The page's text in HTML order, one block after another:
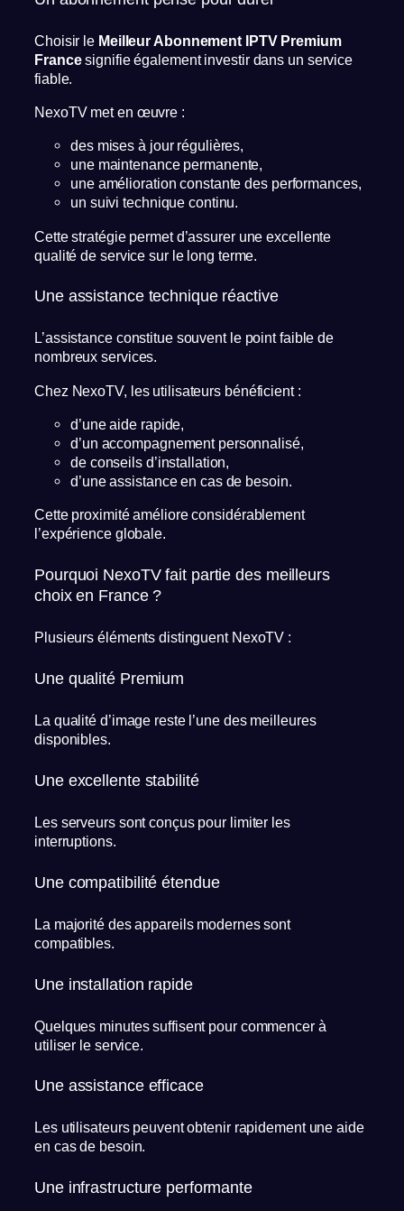
Choisir le Meilleur Abonnement IPTV Premium
Francesignifie également investir dans un service
fiable.
NexoTV met en œuvre :
des mises à jour régulières,
une maintenance permanente,
une amélioration constante des performances,
un suivi technique continu.
Cette stratégie permet d’assurer une excellente
qualité de service sur le long terme.
Une assistance technique réactive
L’assistance constitue souvent le point faible de
nombreux services.
Chez NexoTV, les utilisateurs bénéficient :
d’une aide rapide,
d’un accompagnement personnalisé,
de conseils d’installation,
d’une assistance en cas de besoin.
Cette proximité améliore considérablement
l’expérience globale.
Pourquoi NexoTV fait partie des meilleurs
choix en France ?
Plusieurs éléments distinguent NexoTV :
Une qualité Premium
La qualité d’image reste l’une des meilleures
disponibles.
Une excellente stabilité
Les serveurs sont conçus pour limiter les
interruptions.
Une compatibilité étendue
La majorité des appareils modernes sont
compatibles.
Une installation rapide
Quelques minutes suffisent pour commencer à
utiliser le service.
Une assistance efficace
Les utilisateurs peuvent obtenir rapidement une aide
en cas de besoin.
Une infrastructure performante